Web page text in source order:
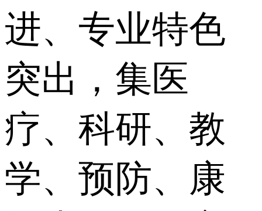
进、专业特色
突出，集医
疗、科研、教
学、预防、康